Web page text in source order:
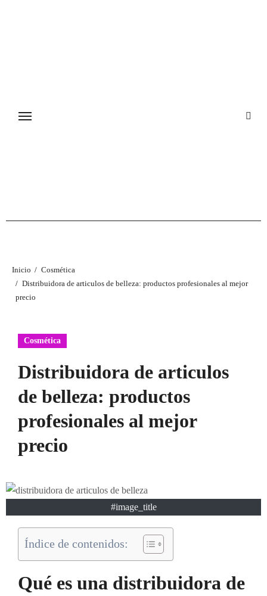
Inicio
Cosmética
Distribuidora de articulos de belleza: productos profesionales al mejor
precio
Cosmética
Distribuidora de articulos
de belleza: productos
profesionales al mejor
precio
#image_title
Índice de contenidos:
Qué es una distribuidora de